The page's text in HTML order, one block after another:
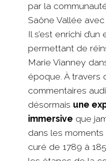
par la
Saône Vallée avec
Il s’est enrichi
permettant de
Marie Vianney
époque. À travers
commentaires
désormais une
immersive que
dans les
curé de 1789 à